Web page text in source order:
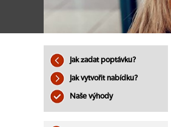
Jak zadat poptávku?
Jak vytvořit nabídku?
Naše výhody